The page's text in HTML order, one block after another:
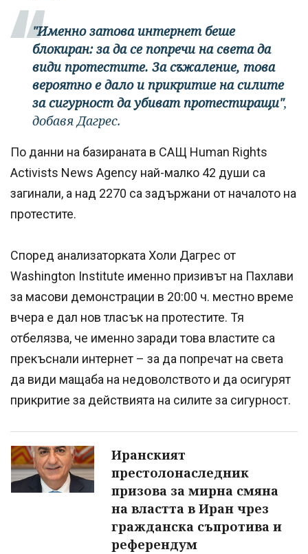
"Именно затова интернет беше
блокиран: за да се попречи на света да
види протестите. За съжаление, това
вероятно е дало и прикритие на силите
за сигурност да убиват протестиращи",
добавя Дагрес.
По данни на базираната в САЩ Human Rights
Activists News Agency най-малко 42 души са
загинали, а над 2270 са задържани от началото на
протестите.
Според анализаторката Холи Дагрес от
Washington Institute именно призивът на Пахлави
за масови демонстрации в 20:00 ч. местно време
вчера е дал нов тласък на протестите. Тя
отбелязва, че именно заради това властите са
прекъснали интернет – за да попречат на света
да види мащаба на недоволството и да осигурят
прикритие за действията на силите за сигурност.
Иранският
престолонаследник
призова за мирна смяна
на властта в Иран чрез
гражданска съпротива и
референдум